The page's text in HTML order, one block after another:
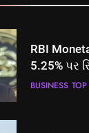
અયોધ્યા
મેળવવું
તત્કાલ
INDIA TOP
RBI
5.25% પર
BUSINESS